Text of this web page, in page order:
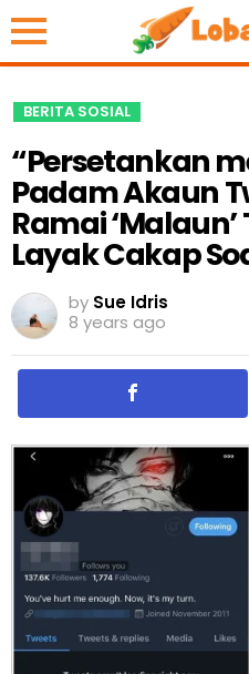
BERITA SOSIAL
“Persetankan
Padam Akaun
Ramai
Layak Cakap
by Sue Idris
8 years ago